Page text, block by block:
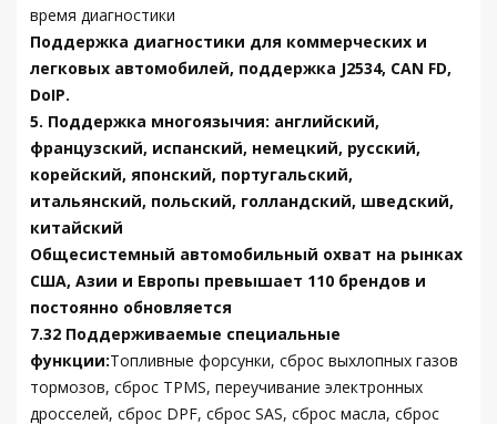
время диагностики
Поддержка диагностики для коммерческих и
легковых автомобилей, поддержка J2534, CAN FD,
DoIP.
5. Поддержка многоязычия: английский,
французский, испанский, немецкий, русский,
корейский, японский, португальский,
итальянский, польский, голландский, шведский,
китайский
Общесистемный автомобильный охват на рынках
США, Азии и Европы превышает 110 брендов и
постоянно обновляется
7.32 Поддерживаемые специальные
функции:Топливные форсунки, сброс выхлопных газов
тормозов, сброс TPMS, переучивание электронных
дросселей, сброс DPF, сброс SAS, сброс масла, сброс